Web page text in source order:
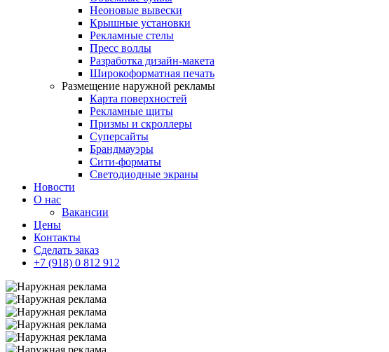
Неоновые вывески
Крышные установки
Рекламные стелы
Пресс воллы
Разработка дизайн-макета
Широкоформатная печать
Размещение наружной рекламы
Карта поверхностей
Рекламные щиты
Призмы и скроллеры
Суперсайты
Брандмауэры
Сити-форматы
Светодиодные экраны
Новости
О нас
Вакансии
Цены
Контакты
Сделать заказ
+7 (918) 0 812 912